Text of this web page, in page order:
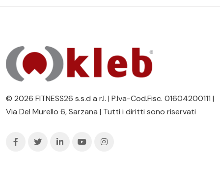
© 2026 FITNESS26 s.s.d a r.l. | P.Iva-Cod.Fisc. 01604200111 |
Via Del Murello 6, Sarzana | Tutti i diritti sono riservati